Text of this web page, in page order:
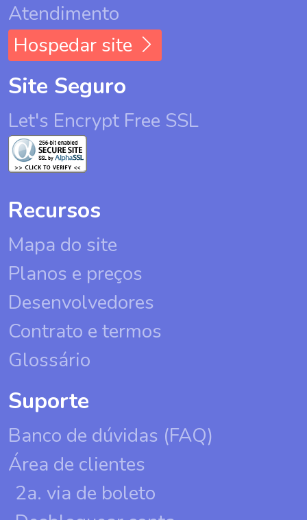
Atendimento
Hospedar site
Site Seguro
Let's Encrypt Free SSL
Recursos
Mapa do site
Planos e preços
Desenvolvedores
Contrato e termos
Glossário
Suporte
Banco de dúvidas (FAQ)
Área de clientes
2a. via de boleto